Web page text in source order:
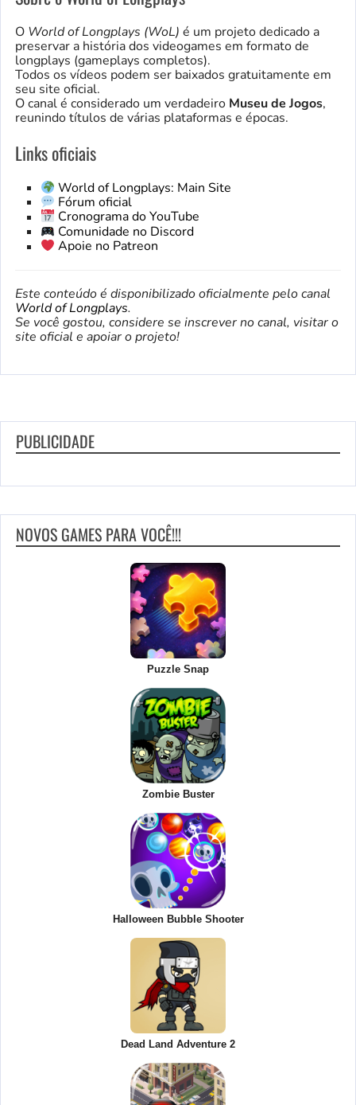
O World of Longplays (WoL) é um projeto dedicado a
preservar a história dos videogames em formato de
longplays (gameplays completos).
Todos os vídeos podem ser baixados gratuitamente em
seu site oficial.
O canal é considerado um verdadeiro Museu de Jogos,
reunindo títulos de várias plataformas e épocas.
Links oficiais
World of Longplays: Main Site
Fórum oficial
Cronograma do YouTube
Comunidade no Discord
Apoie no Patreon
Este conteúdo é disponibilizado oficialmente pelo canal
World of Longplays.
Se você gostou, considere se inscrever no canal, visitar o
site oficial e apoiar o projeto!
PUBLICIDADE
NOVOS GAMES PARA VOCÊ!!!
Puzzle Snap
Zombie Buster
Halloween Bubble Shooter
Dead Land Adventure 2